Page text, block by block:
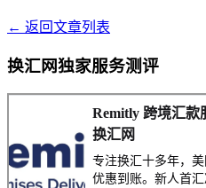
← 返回文章列表
换汇网独家服务测评